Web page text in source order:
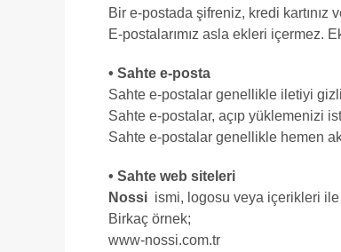
Bir e-postada şifreniz, kredi
E-postalarımız asla ekleri içermez.
• Sahte e-posta
Sahte e-postalar genellikle iletiyi gizli
Sahte e-postalar, açıp yüklemenizi
Sahte e-postalar genellikle hemen
• Sahte web siteleri
Nossi ismi, logosu veya içerikleri ile
Birkaç örnek;
www-nossi.com.tr